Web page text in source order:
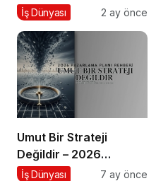
Dijital Markalaşma
Serisi
İş Dünyası 2 ay önce
Umut Bir Strateji
Değildir – 2026
Pazarlama Planı
İş Dünyası 7 ay önce